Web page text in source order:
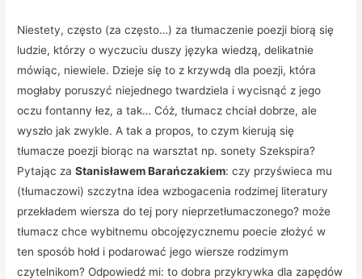
Niestety, często (za często…) za tłumaczenie poezji biorą się
ludzie, którzy o wyczuciu duszy języka wiedzą, delikatnie
mówiąc, niewiele. Dzieje się to z krzywdą dla poezji, która
mogłaby poruszyć niejednego twardziela i wycisnąć z jego
oczu fontanny łez, a tak… Cóż, tłumacz chciał dobrze, ale
wyszło jak zwykle. A tak a propos, to czym kierują się
tłumacze poezji biorąc na warsztat np. sonety Szekspira?
Pytając zaStanisławem Barańczakiem: czy przyświeca mu
(tłumaczowi) szczytna idea wzbogacenia rodzimej literatury
przekładem wiersza do tej pory nieprzetłumaczonego? może
tłumacz chce wybitnemu obcojęzycznemu poecie złożyć w
ten sposób hołd i podarować jego wiersze rodzimym
czytelnikom? Odpowiedź mi: to dobra przykrywka dla zapędów